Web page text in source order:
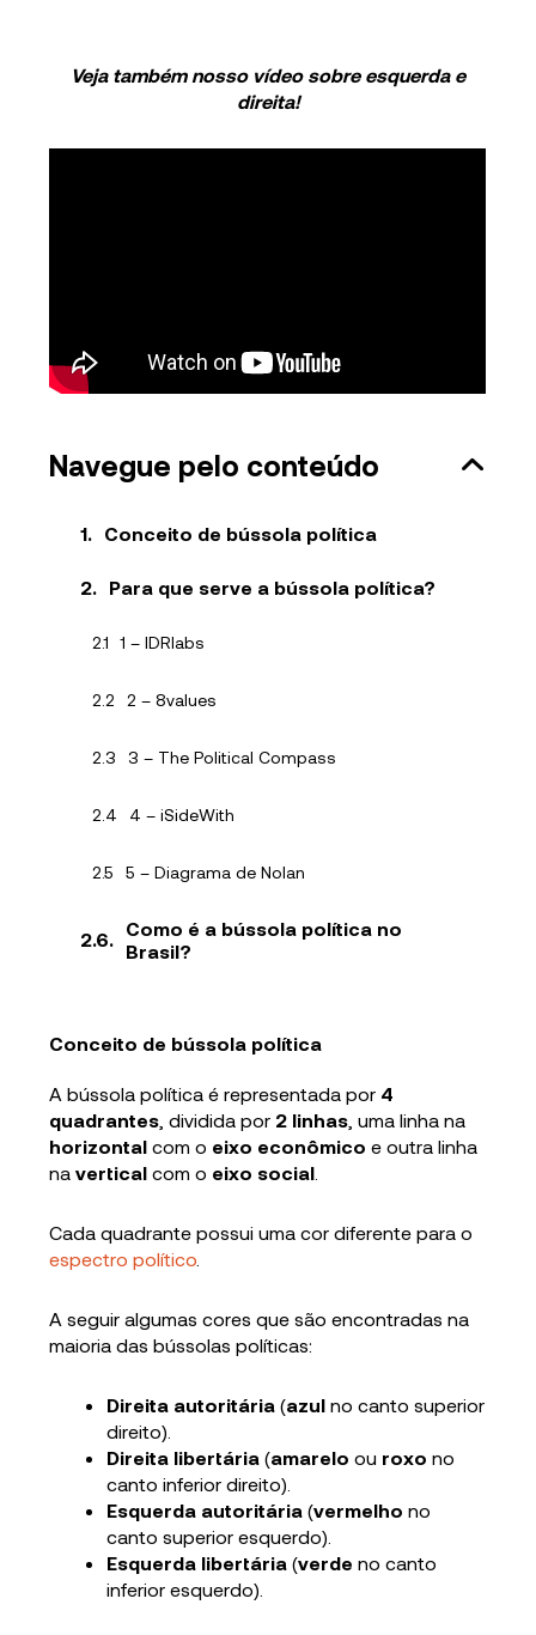
Veja também nosso vídeo sobre esquerda e
direita!
Navegue pelo conteúdo
Conceito de bússola política
Para que serve a bússola política?
1 – IDRlabs
2 – 8values
3 – The Political Compass
4 – iSideWith
5 – Diagrama de Nolan
Como é a bússola política no
Brasil?
Conceito de bússola política
A bússola política é representada por 4
quadrantes , dividida por 2 linhas , uma linha na
horizontal com o eixo econômico e outra linha
naverticalcom o eixo social
Cada quadrante possui uma cor diferente para o
espectro político
A seguir algumas cores que são encontradas na
maioria das bússolas políticas:
Direita autoritária (azul no canto superior
direito).
Direita libertária (amarelo ou roxono
canto inferior direito).
Esquerda autoritária (vermelho no
canto superior esquerdo).
Esquerda libertária (verde no canto
inferior esquerdo).